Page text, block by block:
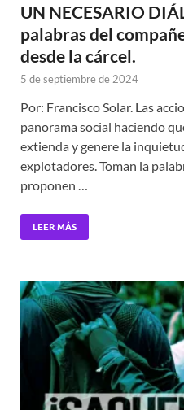
UN NECESARIO
palabras del
desde la cárcel.
5 de septiembre de 2024
Por: Francisco Solar. Las
panorama social haciendo
extienda y genere la
explotadores. Toman la
proponen …
LEER MÁS